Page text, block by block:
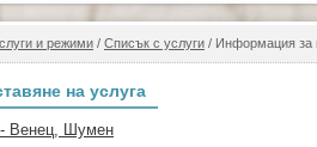
и режими / Списък с услуги / Информация за
на услуга
Венец, Шумен